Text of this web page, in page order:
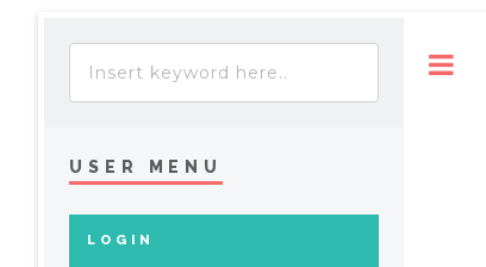
USER MENU
LOGIN